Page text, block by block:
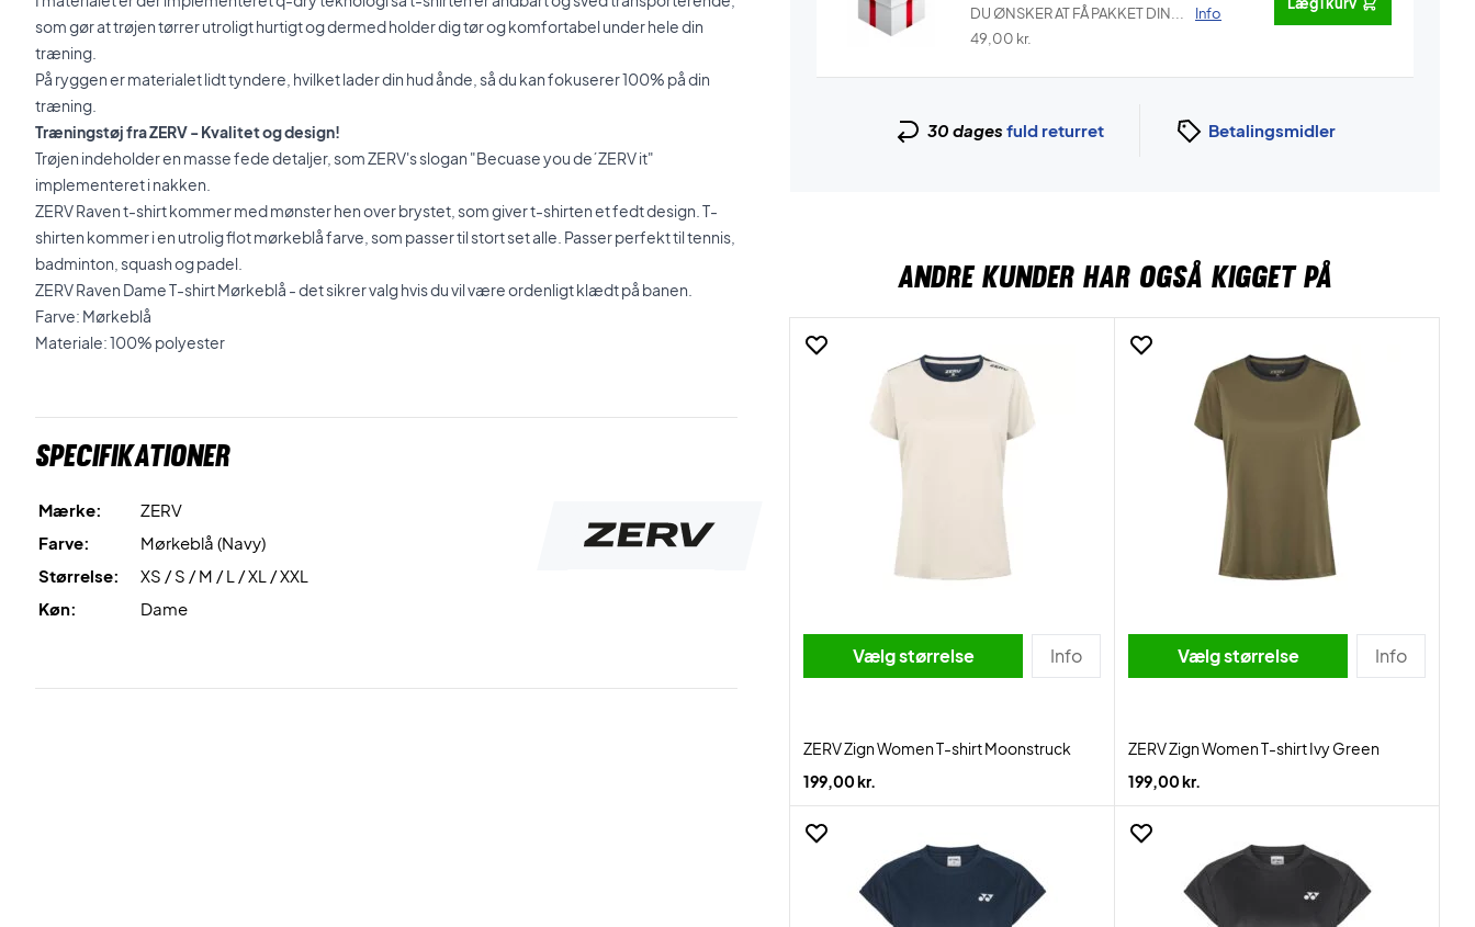
som gør at trøjen tørrer utroligt hurtigt og dermed holder dig tør og komfortabel under hele din
træning.
På ryggen er materialet lidt tyndere, hvilket lader din hud ånde, så du kan fokuserer 100% på din
træning.
Træningstøj fra ZERV - Kvalitet og design!
Trøjen indeholder en masse fede detaljer, som ZERV's slogan "Becuase you de´ZERV it"
implementeret i nakken.
ZERV Raven t-shirt kommer med mønster hen over brystet, som giver t-shirten et fedt design. T-
shirten kommer i en utrolig flot mørkeblå farve, som passer til stort set alle. Passer perfekt til tennis,
badminton, squash og padel.
ZERV Raven Dame T-shirt Mørkeblå - det sikrer valg hvis du vil være ordenligt klædt på banen.
Farve: Mørkeblå
Materiale: 100% polyester
Specifikationer
Mærke:
ZERV
Farve:
Mørkeblå (Navy)
Størrelse:
XS / S / M / L / XL / XXL
Køn:
Dame
DU ØNSKER AT FÅ PAKKET DIN...
Info
49,00 kr.
30 dages fuld returret Betalingsmidler
ANDRE KUNDER HAR OGSÅ KIGGET PÅ
Vælg størrelse Info
ZERV Zign Women T-shirt Moonstruck
199,00 kr.
Vælg størrelse Info
ZERV Zign Women T-shirt Ivy Green
199,00 kr.